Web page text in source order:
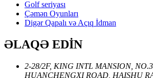
Golf seriyası
Çəmən Oyunları
Digər Qapalı və Açıq İdman
ƏLAQƏ EDİN
2-28/2F, KING INTL MANSION,
HUANCHENGXI ROAD, HAISHU